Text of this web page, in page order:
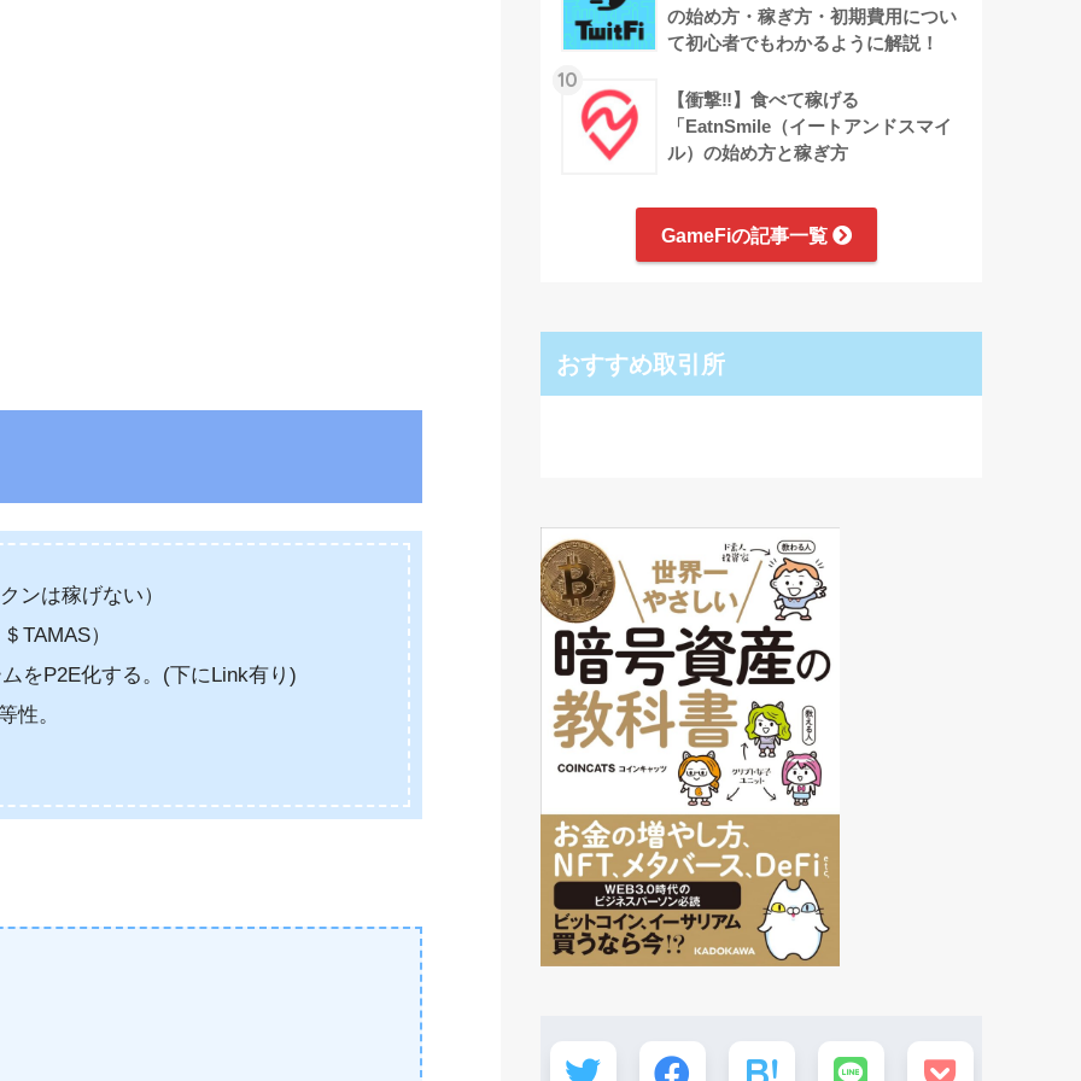
ンは稼げない）
TAMAS）
をP2E化する。(下にLink有り)
性。
の始め方・稼ぎ方・初期費用につい
て初心者でもわかるように解説！
10
【衝撃‼︎】食べて稼げる
「EatnSmile（イートアンドスマイ
ル）の始め方と稼ぎ方
GameFiの記事一覧
おすすめ取引所